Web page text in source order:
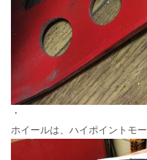
・
ホイールは、ハイポイントモ